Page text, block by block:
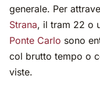
generale. Per
Strana, il tram 22 o
Ponte Carlo sono
col brutto tempo o
viste.